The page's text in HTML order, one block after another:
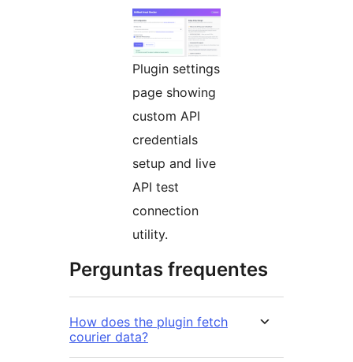
Plugin settings
page showing
custom API
credentials
setup and live
API test
connection
utility.
Perguntas frequentes
How does the plugin fetch
courier data?